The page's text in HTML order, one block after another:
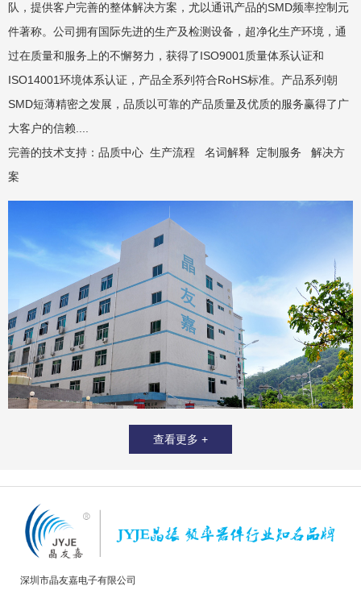
队，提供客户完善的整体解决方案，尤以通讯产品的SMD频率控制元
件著称。公司拥有国际先进的生产及检测设备，超净化生产环境，通
过在质量和服务上的不懈努力，获得了ISO9001质量体系认证和
ISO14001环境体系认证，产品全系列符合RoHS标准。产品系列朝
SMD短薄精密之发展，品质以可靠的产品质量及优质的服务赢得了广
大客户的信赖....
完善的技术支持： 品质中心 生产流程 名词解释 定制服务
解决方
案
查看更多 +
深圳市晶友嘉电子有限公司